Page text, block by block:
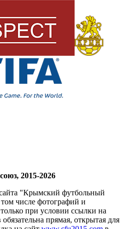
2015-2026
"Крымский футбольный
числе фотографий и
при условии ссылки на
прямая, открытая для